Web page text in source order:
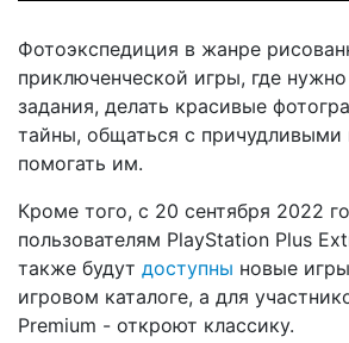
Фотоэкспедиция в жанре
приключенческой игры, где
задания, делать красивые
тайны, общаться с
помогать им.
Кроме того, с 20 сентября 2022
пользователям PlayStation Plus
также будут доступны новые
игровом каталоге, а для
Premium - откроют классику.